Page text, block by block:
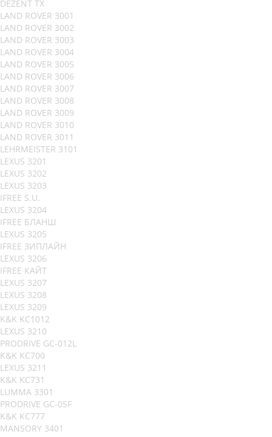
DEZENT TX
LAND ROVER 3001
LAND ROVER 3002
LAND ROVER 3003
LAND ROVER 3004
LAND ROVER 3005
LAND ROVER 3006
LAND ROVER 3007
LAND ROVER 3008
LAND ROVER 3009
LAND ROVER 3010
LAND ROVER 3011
LEHRMEISTER 3101
LEXUS 3201
LEXUS 3202
LEXUS 3203
IFREE S.U.
LEXUS 3204
IFREE БЛАНШ
LEXUS 3205
IFREE ЗИПЛАЙН
LEXUS 3206
IFREE КАЙТ
LEXUS 3207
LEXUS 3208
LEXUS 3209
K&K KC1012
LEXUS 3210
PRODRIVE GC-012L
K&K KC700
LEXUS 3211
K&K KC731
LUMMA 3301
PRODRIVE GC-05F
K&K KC777
MANSORY 3401